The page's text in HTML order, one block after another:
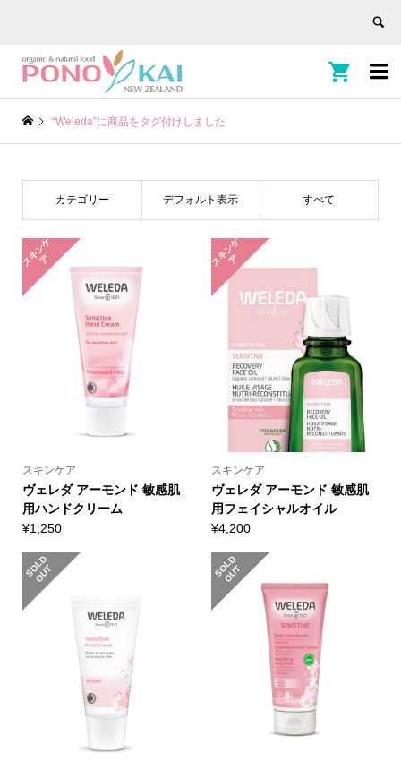


“Weleda”に商品をタグ付けしました
カテゴリー デフォルト表示 すべて
ス
キ
ン
ケ
ア
スキンケア
ヴェレダ アーモンド 敏感肌
用ハンドクリーム
¥1,250
ス
キ
ン
ケ
ア
スキンケア
ヴェレダ アーモンド 敏感肌
用フェイシャルオイル
¥4,200
S
O
L
D
O
U
T S
O
L
D
O
U
T